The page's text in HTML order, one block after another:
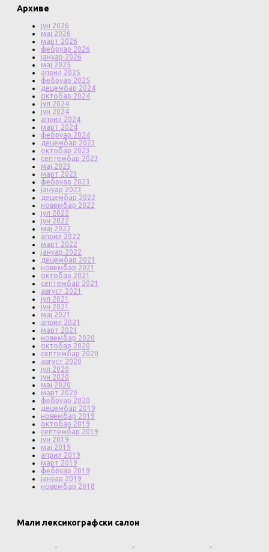
Архиве
јун 2026
мај 2026
март 2026
фебруар 2026
јануар 2026
мај 2025
април 2025
фебруар 2025
децембар 2024
октобар 2024
јул 2024
јун 2024
април 2024
март 2024
фебруар 2024
децембар 2023
октобар 2023
септембар 2023
мај 2023
март 2023
фебруар 2023
јануар 2023
децембар 2022
новембар 2022
јул 2022
јун 2022
мај 2022
април 2022
март 2022
јануар 2022
децембар 2021
новембар 2021
октобар 2021
септембар 2021
август 2021
јул 2021
јун 2021
мај 2021
април 2021
март 2021
новембар 2020
октобар 2020
септембар 2020
август 2020
јул 2020
јун 2020
мај 2020
март 2020
фебруар 2020
децембар 2019
новембар 2019
октобар 2019
септембар 2019
јун 2019
мај 2019
април 2019
март 2019
фебруар 2019
јануар 2019
новембар 2018
Мали лексикографски салон